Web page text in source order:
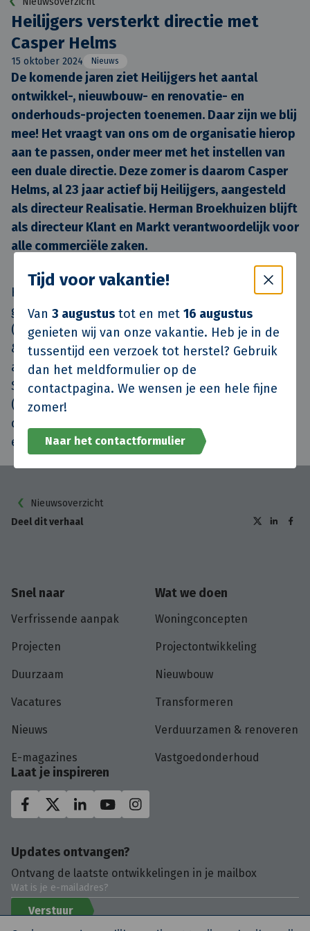
Tijd voor vakantie!
Van 3 augustus tot en met 16 augustus
genieten wij van onze vakantie. Heb je in de
tussentijd een verzoek tot herstel? Gebruik
dan het meldformulier op de
contactpagina. We wensen je een hele fijne
zomer!
Naar het contactformulier
Heilijgers versterkt directie met
Casper Helms
15 oktober 2024 Nieuws
De komende jaren ziet Heilijgers het aantal
ontwikkel-, nieuwbouw- en renovatie- en
onderhouds-projecten toenemen. Daar zijn we blij
mee! Het vraagt van ons om de organisatie hierop
aan te passen, onder meer met het instellen van
een duale directie. Deze zomer is daarom Casper
Helms, al 23 jaar actief bij Heilijgers, aangesteld
als directeur Realisatie. Herman Broekhuizen blijft
als directeur Klant en Markt verantwoordelijk voor
alle commerciële zaken.
Het bestaande managementteam is vanuit eigen
gelederen versterkt met Sander Eggink
(productie) en John van de Weitgraven (renovatie
& onderhoud). Guillaume Chevalier blijft
aanspreekpunt voor projectontwikkeling, Pim
Schipper blijft zich richten op de voortrajecten
(commercie en selecties) en Piet Dekker stuurt
de planvoorbereiding aan. Met elkaar is hiermee
een toekomstbestendig team gevormd!
Nieuwsoverzicht
Deel dit verhaal
Snel naar
Verfrissende aanpak
Projecten
Duurzaam
Vacatures
Nieuws
E-magazines
Wat we doen
Woningconcepten
Projectontwikkeling
Nieuwbouw
Transformeren
Verduurzamen & renoveren
Vastgoedonderhoud
Laat je inspireren
Updates ontvangen?
Ontvang de laatste ontwikkelingen in je mailbox
Verstuur